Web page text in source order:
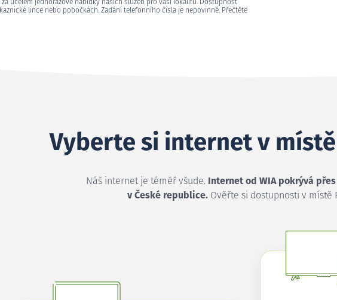
účelem jednorázové nabídky našich služeb pro vaši lokalitu. Dostupnost
lince nebo pobočkách. Zadání telefonního čísla je nepovinné. Přečtěte
Vyberte si internet v
Náš internet je téměř všude.
Internet od WIA pokrývá
v České republice. Ověřte si dostupnosti v místě